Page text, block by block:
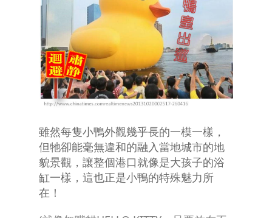
雖然每隻小鴨外觀幾乎長的一模一樣，
但牠卻能毫無違和的融入當地城市的地
貌景觀，讓整個港口就像是大孩子的浴
缸一樣，這也正是小鴨的特殊魅力所
在！